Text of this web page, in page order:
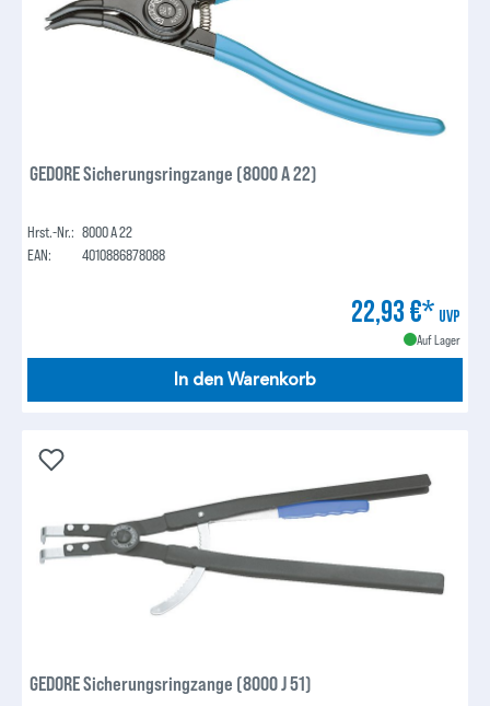
GEDORE Sicherungsringzange (8000 A 22)
Hrst.-Nr.: 8000 A 22
EAN:
4010886878088
22,93 €* UVP
Auf Lager
In den Warenkorb
GEDORE Sicherungsringzange (8000 J 51)